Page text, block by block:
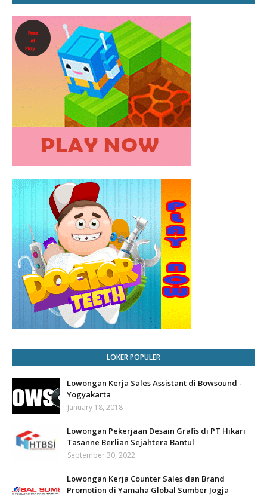
LOKER POPULER
Lowongan Kerja Sales Assistant di Bowsound -
Yogyakarta
January 18, 2018
Lowongan Pekerjaan Desain Grafis di PT Hikari
Tasanne Berlian Sejahtera Bantul
September 30, 2022
Lowongan Kerja Counter Sales dan Brand
Promotion di Yamaha Global Sumber Jogja